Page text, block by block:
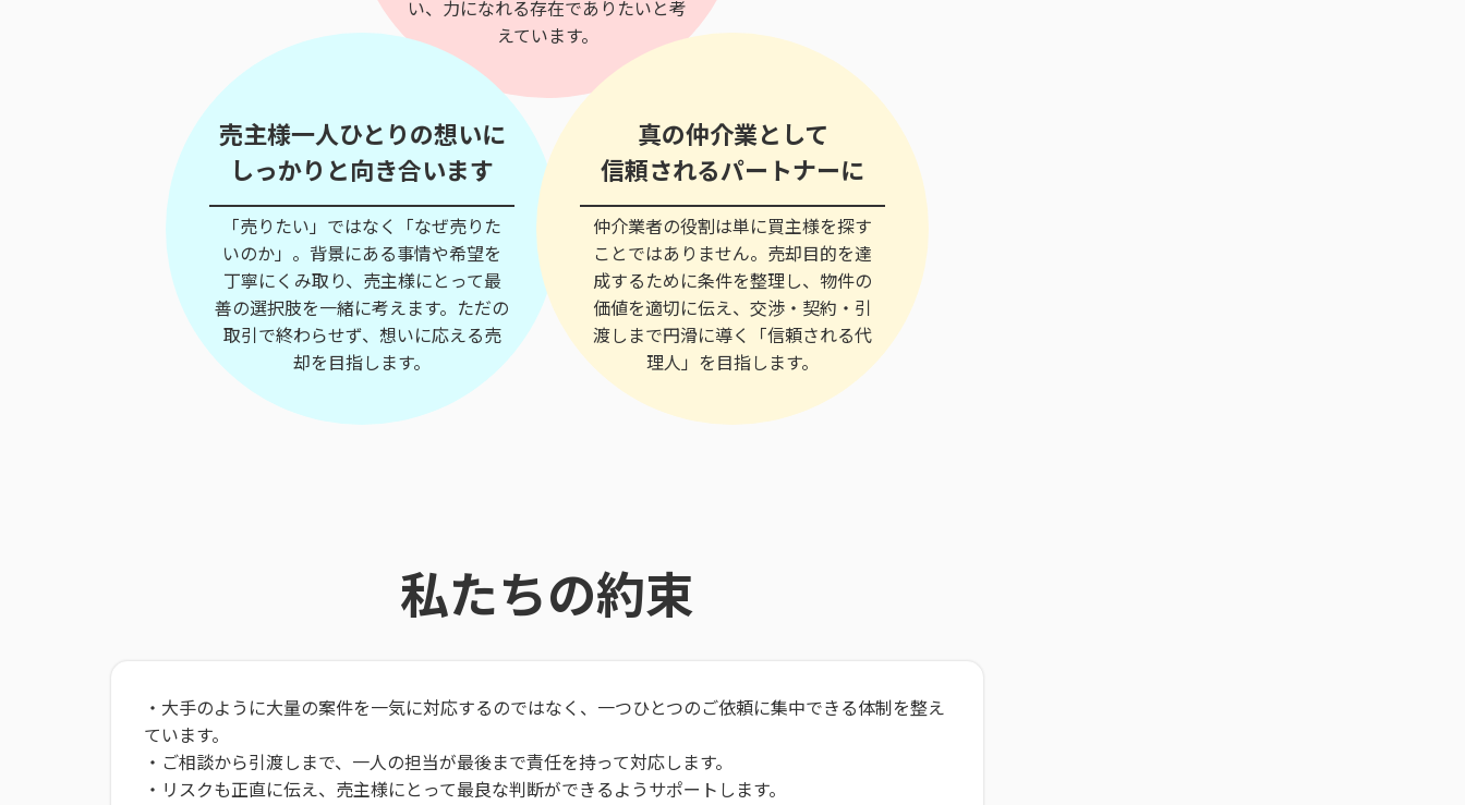
い、力になれる存在でありたいと考
えています。
売主様一人ひとりの想いに
しっかりと向き合います
「売りたい」ではなく「なぜ売りた
いのか」。背景にある事情や希望を
丁寧にくみ取り、売主様にとって最
善の選択肢を一緒に考えます。ただの
取引で終わらせず、想いに応える売
却を目指します。
真の仲介業として
信頼されるパートナーに
仲介業者の役割は単に買主様を探す
ことではありません。売却目的を達
成するために条件を整理し、物件の
価値を適切に伝え、交渉・契約・引
渡しまで円滑に導く「信頼される代
理人」を目指します。
私たちの約束
・大手のように大量の案件を一気に対応するのではなく、一つひとつのご依頼に集中できる体制を整え
ています。
・ご相談から引渡しまで、一人の担当が最後まで責任を持って対応します。
・リスクも正直に伝え、売主様にとって最良な判断ができるようサポートします。